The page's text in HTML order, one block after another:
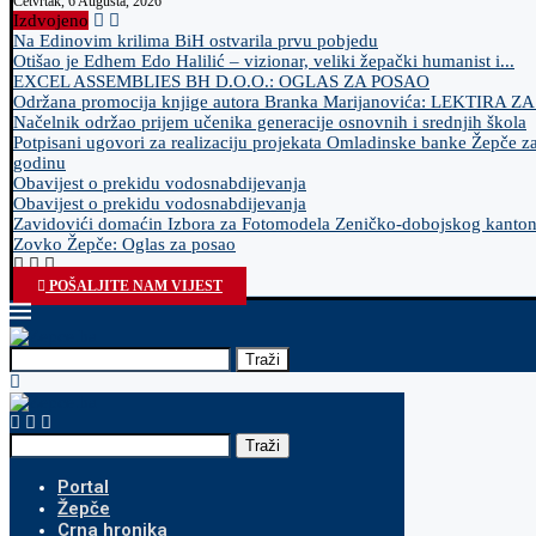
Izdvojeno
Na Edinovim krilima BiH ostvarila prvu pobjedu
Otišao je Edhem Edo Halilić – vizionar, veliki žepački humanist i...
EXCEL ASSEMBLIES BH D.O.O.: OGLAS ZA POSAO
Održana promocija knjige autora Branka Marijanovića: LEKTIRA
Načelnik održao prijem učenika generacije osnovnih i srednjih škola
Potpisani ugovori za realizaciju projekata Omladinske banke Žepče
godinu
Obavijest o prekidu vodosnabdijevanja
Obavijest o prekidu vodosnabdijevanja
Zavidovići domaćin Izbora za Fotomodela Zeničko-dobojskog
Zovko Žepče: Oglas za posao
POŠALJITE NAM VIJEST
Traži
Traži
Portal
Žepče
Crna hronika